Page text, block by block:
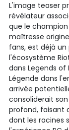
L'image teaser
révélateur
que le
maîtresse
fans, est déjà
l'écosystème
dans Legends
Légende dans
arrivée
consoliderait
profond, faisant
dont les racines